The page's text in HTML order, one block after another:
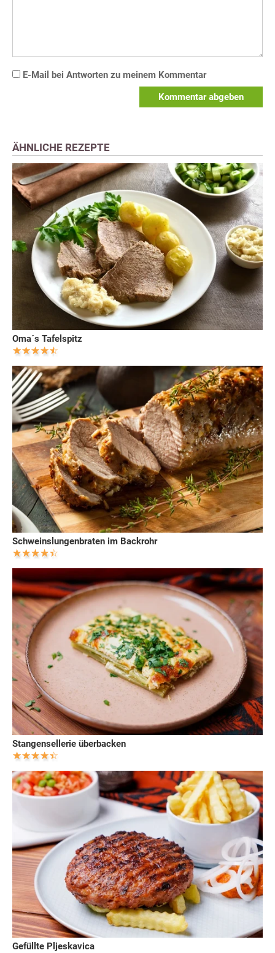
E-Mail bei Antworten zu meinem Kommentar
Kommentar abgeben
ÄHNLICHE REZEPTE
Oma´s Tafelspitz
Schweinslungenbraten im Backrohr
Stangensellerie überbacken
Gefüllte Pljeskavica